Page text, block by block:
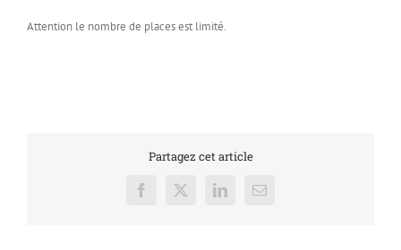
Attention le nombre de places est limité.
Partagez cet article
Facebook
X LinkedInEmail